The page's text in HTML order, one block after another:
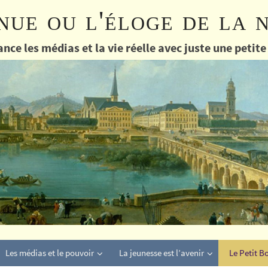
ou l'éloge de la
les médias et la vie réelle avec juste une
Les médias et le pouvoir La jeunesse est l’avenir Le Petit